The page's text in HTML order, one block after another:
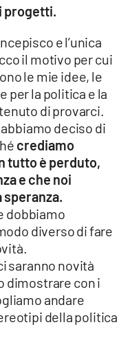
progetti.
e l’unica
il motivo per cui
le mie idee, le
per la politica e la
di provarci.
deciso di
crediamo
tutto è perduto,
e che noi
dobbiamo
diverso di fare
saranno novità
dimostrare con i
andare
della politica